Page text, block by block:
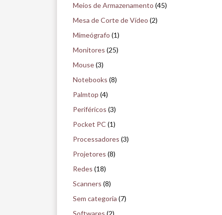
Meios de Armazenamento (45)
Mesa de Corte de Vídeo (2)
Mimeógrafo (1)
Monitores (25)
Mouse(3)
Notebooks (8)
Palmtop (4)
Periféricos (3)
Pocket PC (1)
Processadores (3)
Projetores (8)
Redes (18)
Scanners (8)
Sem categoria (7)
Softwares (2)